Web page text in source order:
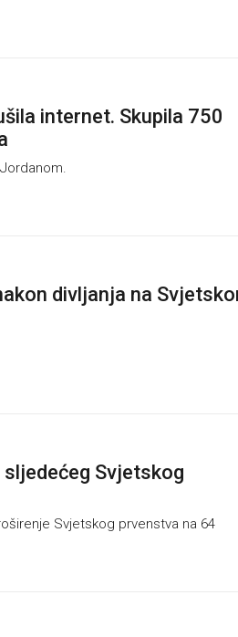
internet. Skupila 750
divljanja na
Svjetskog
Svjetskog prvenstva na 64